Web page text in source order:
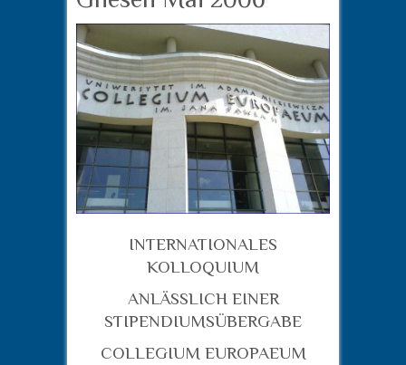
INTERNATIONALES
KOLLOQUIUM
ANLÄSSLICH EINER
STIPENDIUMSÜBERGABE
COLLEGIUM EUROPAEUM